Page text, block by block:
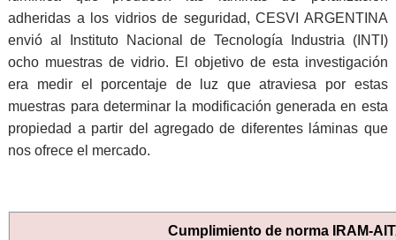
adheridas a los vidrios de seguridad, CESVI ARGENTINA
envió al Instituto Nacional de Tecnología Industria (INTI)
ocho muestras de vidrio. El objetivo de esta investigación
era medir el porcentaje de luz que atraviesa por estas
muestras para determinar la modificación generada en esta
propiedad a partir del agregado de diferentes láminas que
nos ofrece el mercado.
Cumplimiento de norma IRAM-